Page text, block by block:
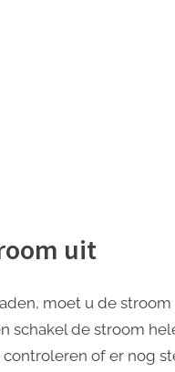
uit
moet u de stroom
schakel de stroom
of er nog